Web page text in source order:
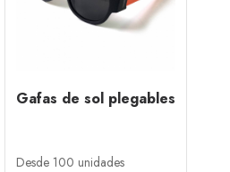
Gafas de sol plegables
Desde 100 unidades